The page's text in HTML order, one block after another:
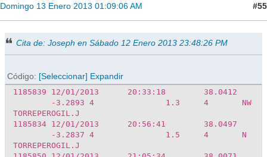
Domingo 13 Enero 2013 01:09:06 AM #55
Cita de: Joseph en Sábado 12 Enero 2013 23:48:26 PM
Código [Seleccionar] Expandir
1185839 12/01/2013 20:33:18
38.0412
-3.2893 4 1.3 4
NW
TORREPEROGIL.J
1185834
12/01/2013 20:56:41
38.0497
-3.2837 4 1.5 4
N
TORREPEROGIL.J